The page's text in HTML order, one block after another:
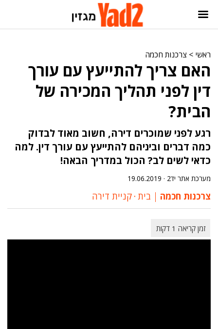
ראשי > צרכנות חכמה
האם צריך להתייעץ עם עורך
דין לפני תהליך המכירה של
הבית?
רגע לפני שמוכרים דירה, חשוב מאוד לבדוק
כמה דברים וביניהם להתייעץ עם עורך דין. למה
כדאי לשים לב? הכול במדריך הבאה!
מערכת אתר יד2 · 19.06.2019
צרכנות חכמה בית ‧ קניית דירה